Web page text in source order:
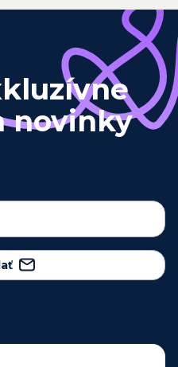
novinky